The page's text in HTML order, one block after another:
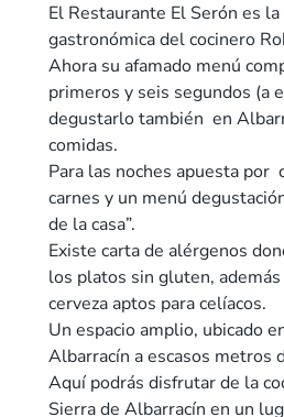
El Restaurante El Serón es
gastronómica del cocinero
Ahora su afamado menú
primeros y seis segundos (a
degustarlo también en
comidas.
Para las noches apuesta por
carnes y un menú
de la casa”.
Existe carta de alérgenos
los platos sin gluten,
cerveza aptos para celíacos.
Un espacio amplio, ubicado
Albarracín a escasos metros
Aquí podrás disfrutar de la
Sierra de Albarracín en un